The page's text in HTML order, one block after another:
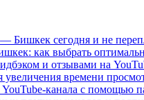
Бишкек сегодня и не
как выбрать
и отзывами на
времени
канала с помощью